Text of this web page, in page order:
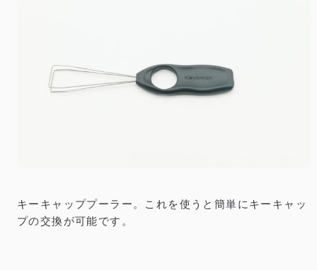
キーキャッププーラー。これを使うと簡単にキーキャッ
プの交換が可能です。